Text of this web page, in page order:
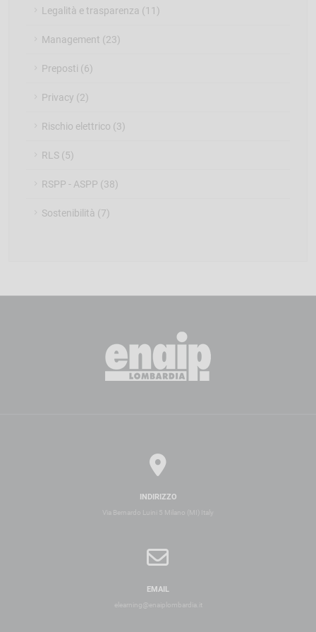
Legalità e trasparenza (11)
Management (23)
Preposti (6)
Privacy (2)
Rischio elettrico (3)
RLS (5)
RSPP - ASPP (38)
Sostenibilità (7)
INDIRIZZO
Via Bernardo Luini 5 Milano (MI) Italy
EMAIL
elearning@enaiplombardia.it